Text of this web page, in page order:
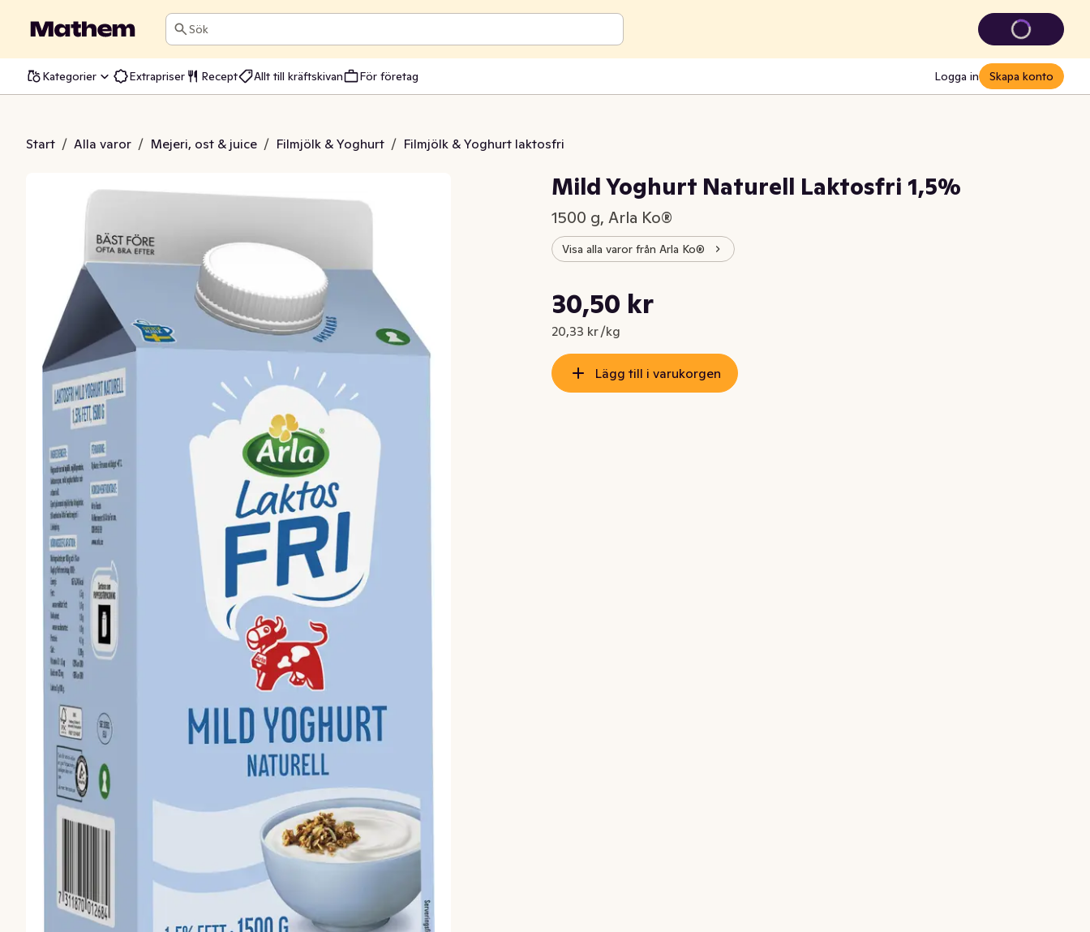
Sök
Kategorier Extrapriser Recept Allt till kräftskivan För företag Logga in Skapa konto
Start / Alla varor / Mejeri, ost & juice / Filmjölk & Yoghurt / Filmjölk & Yoghurt laktosfri
Laktosfri 1,5%
Mild Yoghurt Naturell Laktosfri 1,5%
1500 g, Arla Ko®
Visa alla varor från Arla Ko®
Nuvarande pris är: 30,50 kr
30,50 kr
20,33 kr /kg
Styckpris: 20,33 kr /kg
Lägg till i varukorgen